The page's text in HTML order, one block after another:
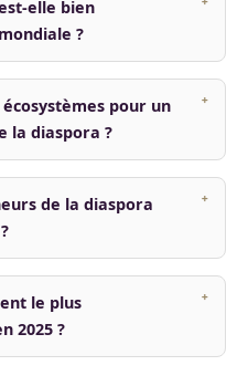
elle bien
?
pour un
la diaspora ?
de la diaspora
le plus
2025 ?